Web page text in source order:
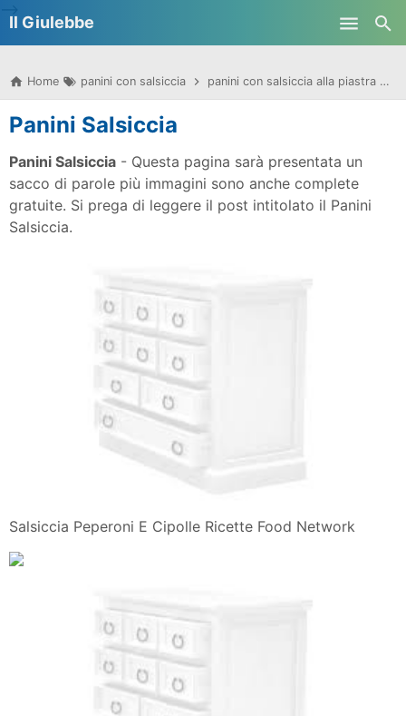
Il Giulebbe
Home panini con salsiccia panini con salsiccia alla piastra
Panini Salsiccia
Panini Salsiccia - Questa pagina sarà presentata un
sacco di parole più immagini sono anche complete
gratuite. Si prega di leggere il post intitolato il Panini
Salsiccia.
Salsiccia Peperoni E Cipolle Ricette Food Network